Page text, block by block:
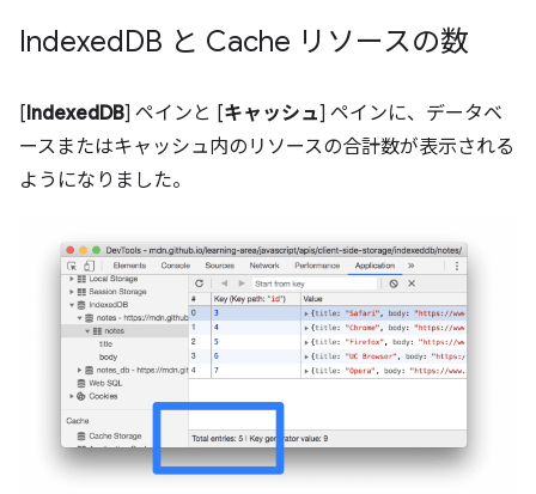
IndexedDB と Cache リソースの数
[IndexedDB] ペインと [キャッシュ] ペインに、データベ
ースまたはキャッシュ内のリソースの合計数が表示される
ようになりました。